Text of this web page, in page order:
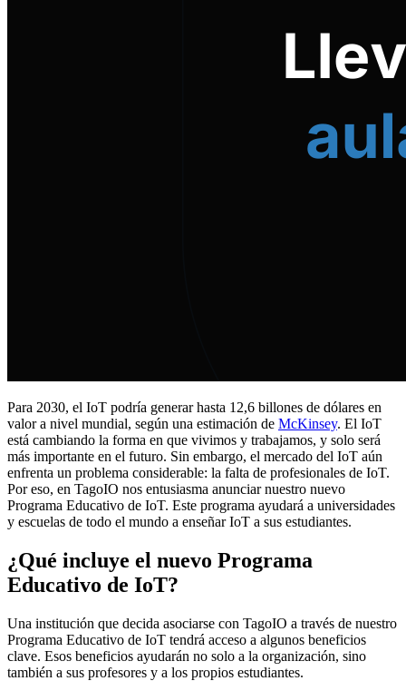
Para 2030, el IoT podría generar hasta 12,6 billones de dólares en
valor a nivel mundial, según una estimación de McKinsey. El IoT
está cambiando la forma en que vivimos y trabajamos, y solo será
más importante en el futuro. Sin embargo, el mercado del IoT aún
enfrenta un problema considerable: la falta de profesionales de IoT.
Por eso, en TagoIO nos entusiasma anunciar nuestro nuevo
Programa Educativo de IoT. Este programa ayudará a universidades
y escuelas de todo el mundo a enseñar IoT a sus estudiantes.
¿Qué incluye el nuevo Programa
Educativo de IoT?
Una institución que decida asociarse con TagoIO a través de nuestro
Programa Educativo de IoT tendrá acceso a algunos beneficios
clave. Esos beneficios ayudarán no solo a la organización, sino
también a sus profesores y a los propios estudiantes.